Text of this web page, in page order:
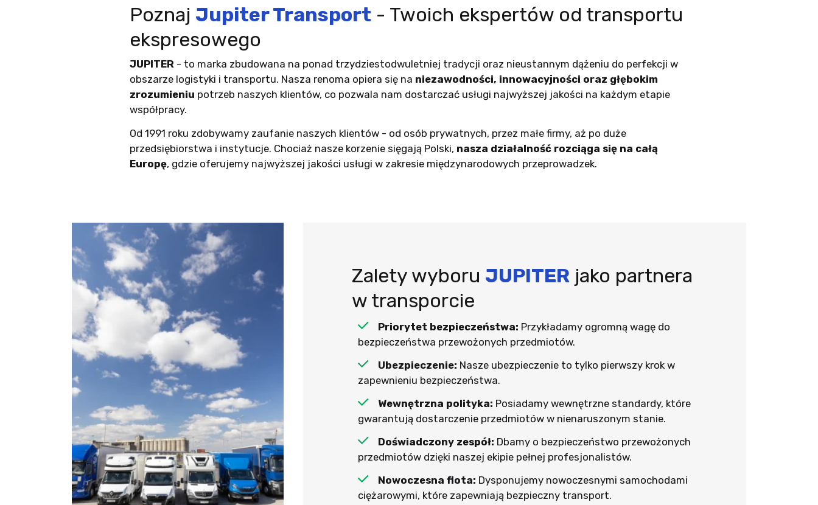
Poznaj Jupiter Transport - Twoich ekspertów od transportu
ekspresowego
JUPITER - to marka zbudowana na ponad trzydziestodwuletniej tradycji oraz nieustannym dążeniu do perfekcji w
obszarze logistyki i transportu. Nasza renoma opiera się na niezawodności, innowacyjności oraz głębokim
zrozumieniu potrzeb naszych klientów, co pozwala nam dostarczać usługi najwyższej jakości na każdym etapie
współpracy.
Od 1991 roku zdobywamy zaufanie naszych klientów - od osób prywatnych, przez małe firmy, aż po duże
przedsiębiorstwa i instytucje. Chociaż nasze korzenie sięgają Polski, nasza działalność rozciąga się na całą
Europę, gdzie oferujemy najwyższej jakości usługi w zakresie międzynarodowych przeprowadzek.
Zalety wyboru JUPITER jako partnera
w transporcie
Priorytet bezpieczeństwa: Przykładamy ogromną wagę do
bezpieczeństwa przewożonych przedmiotów.
Ubezpieczenie: Nasze ubezpieczenie to tylko pierwszy krok w
zapewnieniu bezpieczeństwa.
Wewnętrzna polityka: Posiadamy wewnętrzne standardy, które
gwarantują dostarczenie przedmiotów w nienaruszonym stanie.
Doświadczony zespół: Dbamy o bezpieczeństwo przewożonych
przedmiotów dzięki naszej ekipie pełnej profesjonalistów.
Nowoczesna flota: Dysponujemy nowoczesnymi samochodami
ciężarowymi, które zapewniają bezpieczny transport.